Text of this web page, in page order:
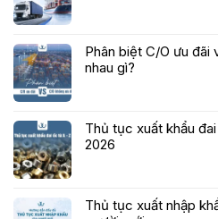
Phân biệt C/O ưu đãi
nhau gì?
Thủ tục xuất khẩu
2026
Thủ tục xuất nhập